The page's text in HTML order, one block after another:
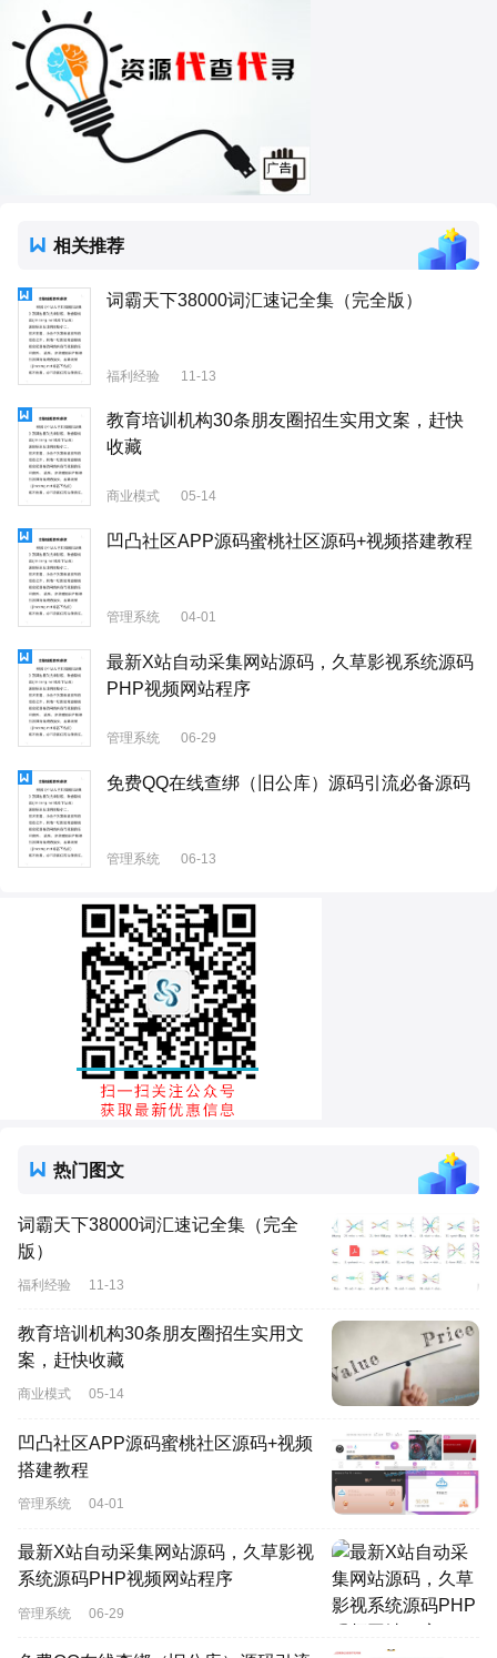
相关推荐
词霸天下38000词汇速记全集（完全版）
福利经验 11-13
教育培训机构30条朋友圈招生实用文案，赶快
收藏
商业模式 05-14
凹凸社区APP源码蜜桃社区源码+视频搭建教程
管理系统 04-01
最新X站自动采集网站源码，久草影视系统源码
PHP视频网站程序
管理系统 06-29
免费QQ在线查绑（旧公库）源码引流必备源码
管理系统 06-13
热门图文
词霸天下38000词汇速记全集（完全
版）
福利经验 11-13
教育培训机构30条朋友圈招生实用文
案，赶快收藏
商业模式 05-14
凹凸社区APP源码蜜桃社区源码+视频
搭建教程
管理系统 04-01
最新X站自动采集网站源码，久草影视
系统源码PHP视频网站程序
管理系统 06-29